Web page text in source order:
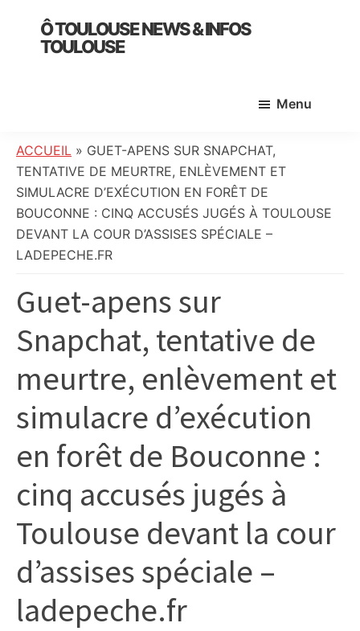
primary
Ô TOULOUSE NEWS & INFOS
TOULOUSE
:
info
locale,
société,
culture,
politique,
faits
divers
et
initiatives
citoyennes
Menu
ACCUEIL » GUET-APENS SUR SNAPCHAT,
TENTATIVE DE MEURTRE, ENLÈVEMENT ET
SIMULACRE D’EXÉCUTION EN FORÊT DE
BOUCONNE : CINQ ACCUSÉS JUGÉS À TOULOUSE
DEVANT LA COUR D’ASSISES SPÉCIALE –
LADEPECHE.FR
Guet-apens sur
Snapchat, tentative de
meurtre, enlèvement et
simulacre d’exécution
en forêt de Bouconne :
cinq accusés jugés à
Toulouse devant la cour
d’assises spéciale –
ladepeche.fr